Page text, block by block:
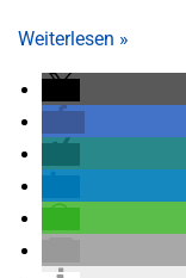
Weiterlesen »